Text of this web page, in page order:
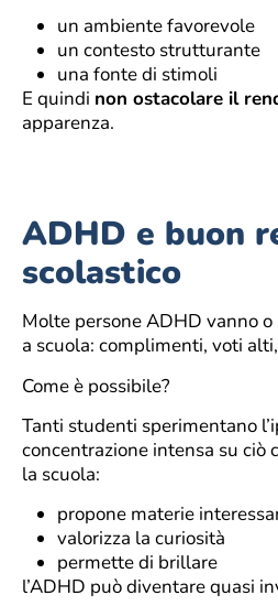
un ambiente favorevole
un contesto strutturante
una fonte di stimoli
E quindi non ostacolare il
apparenza.
ADHD e buon
scolastico
Molte persone ADHD vanno
a scuola: complimenti, voti
Come è possibile?
Tanti studenti sperimentano
concentrazione intensa su ciò
la scuola:
propone materie
valorizza la curiosità
permette di brillare
l’ADHD può diventare quasi